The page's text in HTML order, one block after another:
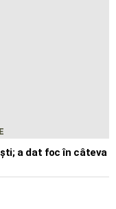
a dat foc în câteva